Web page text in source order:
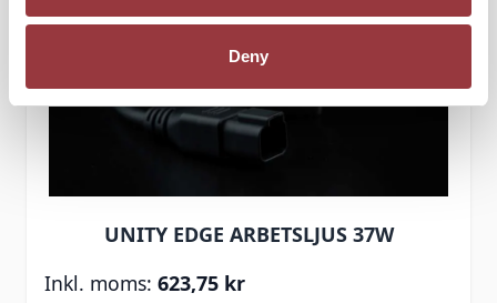
Deny
UNITY EDGE ARBETSLJUS 37W
623,75 kr